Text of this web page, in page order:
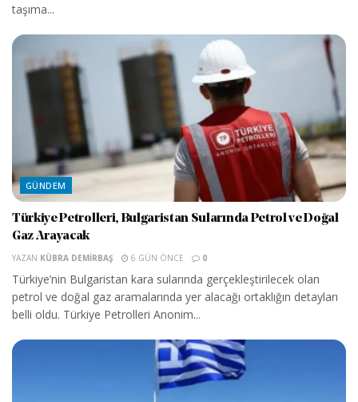
taşıma...
GÜNDEM
Türkiye Petrolleri, Bulgaristan Sularında Petrol ve Doğal
Gaz Arayacak
YAZAN KÜBRA DEMIRBAŞ 6 GÜN ÖNCE 0
Türkiye’nin Bulgaristan kara sularında gerçekleştirilecek olan
petrol ve doğal gaz aramalarında yer alacağı ortaklığın detayları
belli oldu. Türkiye Petrolleri Anonim...